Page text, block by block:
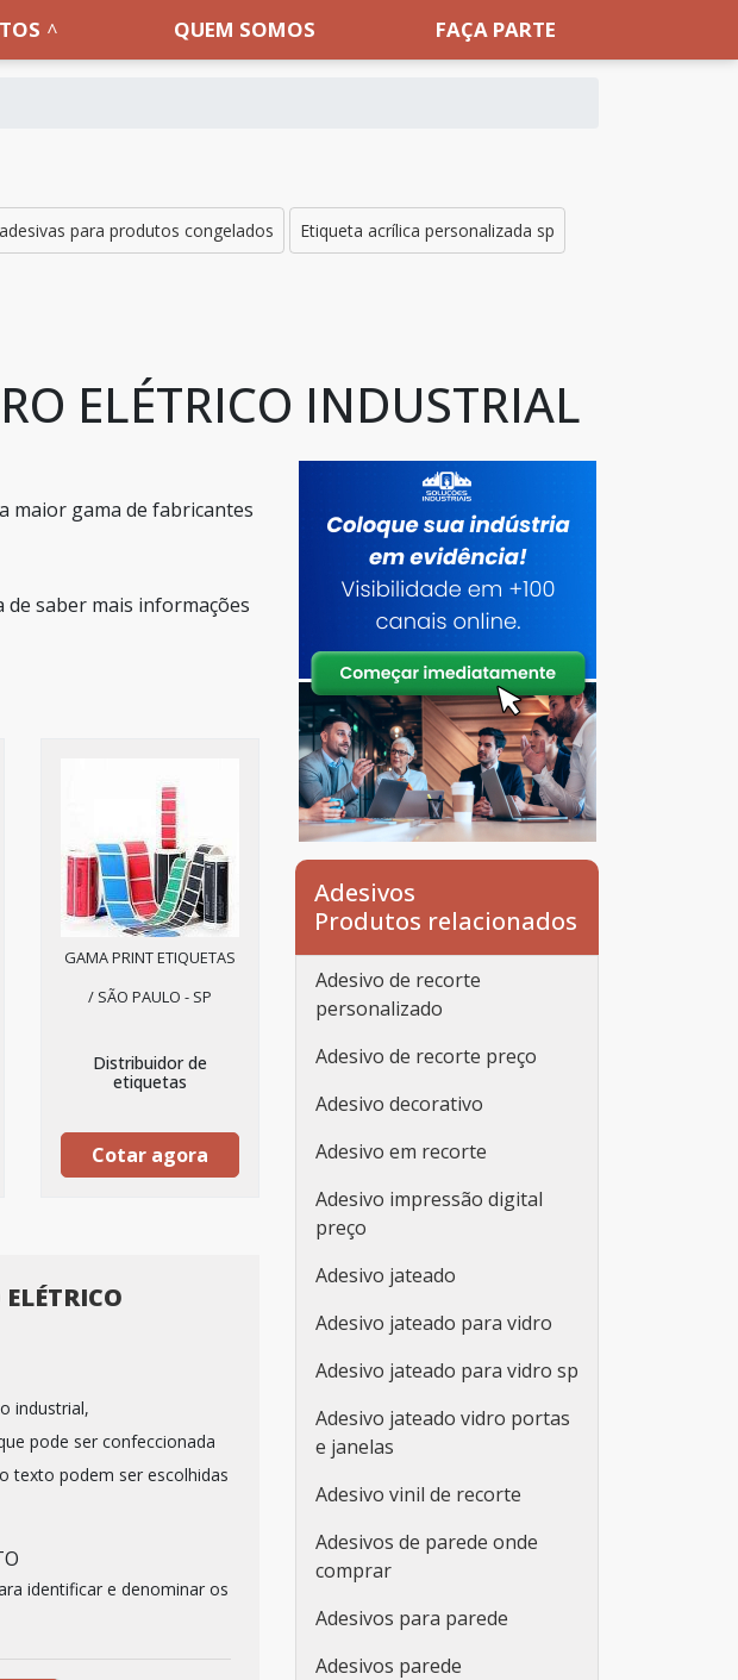
QUEM SOMOS FAÇA PARTE
para produtos congelados Etiqueta acrílica personalizada sp
ELÉTRICO INDUSTRIAL
maior gama de fabricantes
saber mais informações
GAMA PRINT ETIQUETAS
/ SÃO PAULO - SP
Distribuidor de
etiquetas
Cotar agora
industrial,
pode ser confeccionada
texto podem ser escolhidas
identificar e denominar os
Adesivos
Produtos relacionados
Adesivo de recorte
personalizado
Adesivo de recorte preço
Adesivo decorativo
Adesivo em recorte
Adesivo impressão digital
preço
Adesivo jateado
Adesivo jateado para vidro
Adesivo jateado para vidro sp
Adesivo jateado vidro portas
e janelas
Adesivo vinil de recorte
Adesivos de parede onde
comprar
Adesivos para parede
Adesivos parede